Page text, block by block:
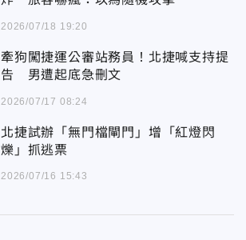
2026/07/18 19:20
牽狗闖捷運公審站務員！北捷喊支持提
告 男遭起底急刪文
2026/07/17 08:24
北捷試辦「無門檔閘門」增「紅燈閃
爍」抓逃票
2026/07/16 15:43